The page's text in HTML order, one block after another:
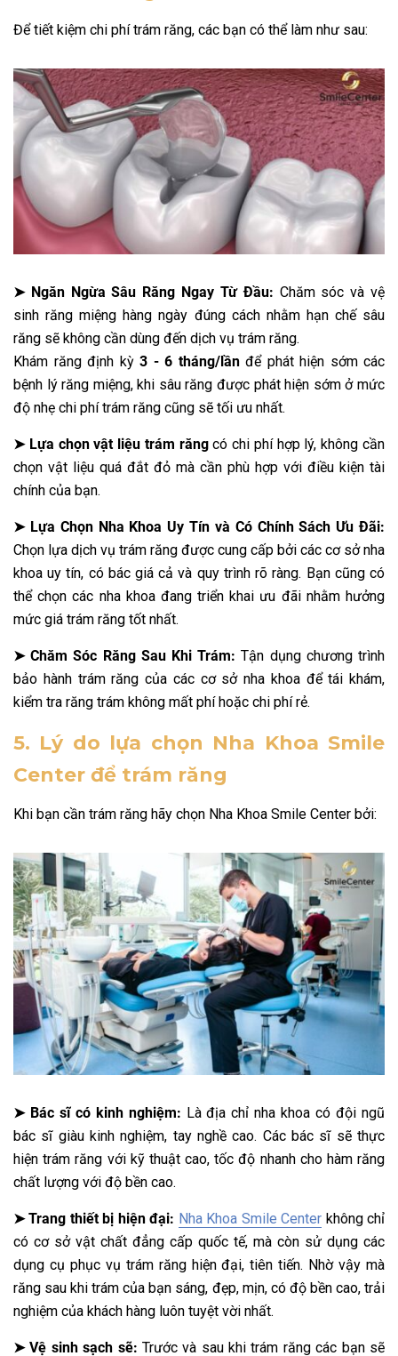
Để tiết kiệm chi phí trám răng, các bạn có thể làm như sau:
➤ Ngăn Ngừa Sâu Răng Ngay Từ Đầu: Chăm sóc và vệ
sinh răng miệng hàng ngày đúng cách nhằm hạn chế sâu
răng sẽ không cần dùng đến dịch vụ trám răng.
Khám răng định kỳ 3 - 6 tháng/lầnđể phát hiện sớm các
bệnh lý răng miệng, khi sâu răng được phát hiện sớm ở mức
độ nhẹ chi phí trám răng cũng sẽ tối ưu nhất.
➤ Lựa chọn vật liệu trám răngcó chi phí hợp lý, không cần
chọn vật liệu quá đắt đỏ mà cần phù hợp với điều kiện tài
chính của bạn.
➤ Lựa Chọn Nha Khoa Uy Tín và Có Chính Sách Ưu Đãi:
Chọn lựa dịch vụ trám răng được cung cấp bởi các cơ sở nha
khoa uy tín, có bác giá cả và quy trình rõ ràng. Bạn cũng có
thể chọn các nha khoa đang triển khai ưu đãi nhằm hưởng
mức giá trám răng tốt nhất.
➤ Chăm Sóc Răng Sau Khi Trám:Tận dụng chương trình
bảo hành trám răng của các cơ sở nha khoa để tái khám,
kiểm tra răng trám không mất phí hoặc chi phí rẻ.
5. Lý do lựa chọn Nha Khoa Smile
Center để trám răng
Khi bạn cần trám răng hãy chọn Nha Khoa Smile Center bởi:
➤ Bác sĩ có kinh nghiệm: Là địa chỉ nha khoa có đội ngũ
bác sĩ giàu kinh nghiệm, tay nghề cao. Các bác sĩ sẽ thực
hiện trám răng với kỹ thuật cao, tốc độ nhanh cho hàm răng
chất lượng với độ bền cao.
➤ Trang thiết bị hiện đại: Nha Khoa Smile Center không chỉ
có cơ sở vật chất đẳng cấp quốc tế, mà còn sử dụng các
dụng cụ phục vụ trám răng hiện đại, tiên tiến. Nhờ vậy mà
răng sau khi trám của bạn sáng, đẹp, mịn, có độ bền cao, trải
nghiệm của khách hàng luôn tuyệt vời nhất.
➤ Vệ sinh sạch sẽ: Trước và sau khi trám răng các bạn sẽ